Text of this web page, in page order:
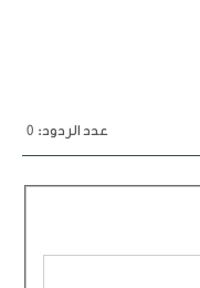
عدد الردود: 0